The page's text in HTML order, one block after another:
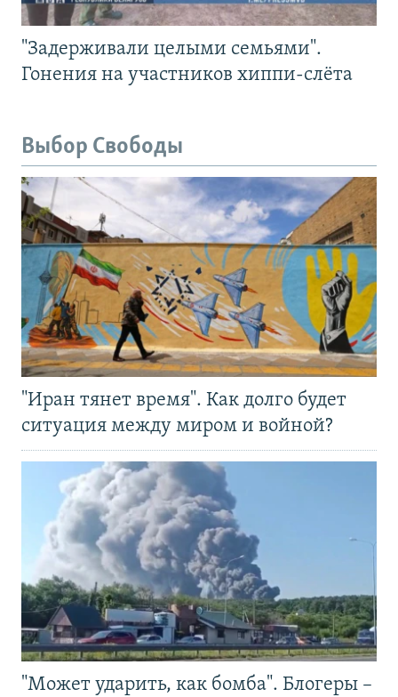
"Задерживали целыми семьями".
Гонения на участников хиппи-слёта
Выбор Свободы
"Иран тянет время". Как долго будет
ситуация между миром и войной?
"Может ударить, как бомба". Блогеры –